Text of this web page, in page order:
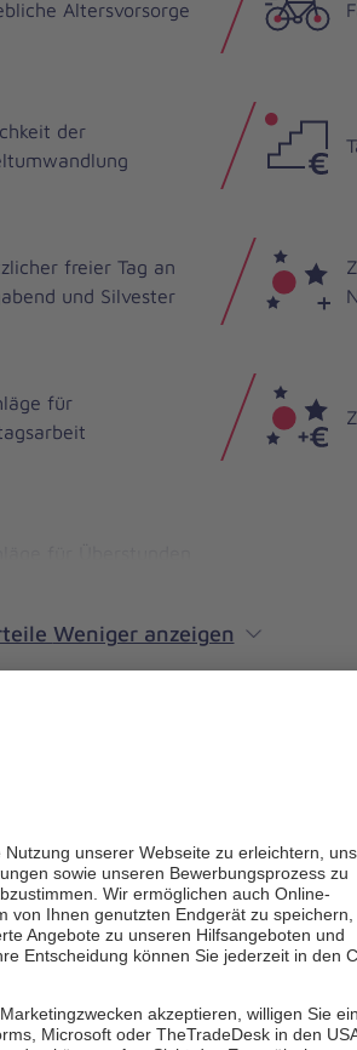
Altersvorsorge
der
freier Tag an
und Silvester
für
Weniger anzeigen
der orthopädischen Chirurgie und
Hüft- und Knieendoprothetik bis
an Schulter, Knie und Hüfte
Eingriffe an der Schulter
Eingriffe